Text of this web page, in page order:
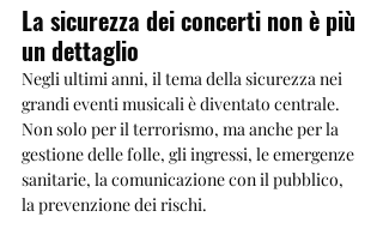
La sicurezza dei concerti non è più
un dettaglio
Negli ultimi anni, il tema della sicurezza nei
grandi eventi musicali è diventato centrale.
Non solo per il terrorismo, ma anche per la
gestione delle folle, gli ingressi, le emergenze
sanitarie, la comunicazione con il pubblico,
la prevenzione dei rischi.